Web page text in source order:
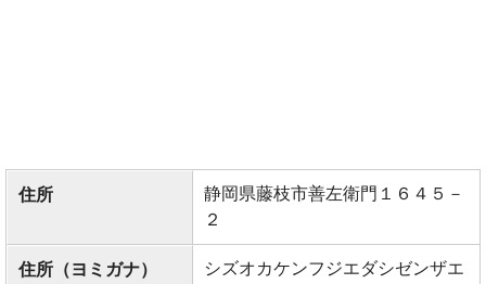
住所
静岡県藤枝市善左衛門１６４５－
２
住所（ヨミガナ）
シズオカケンフジエダシゼンザエ